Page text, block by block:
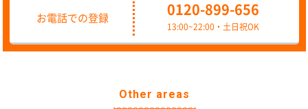
お電話での登録
0120-899-656
13:00~22:00・土日祝OK
Other areas